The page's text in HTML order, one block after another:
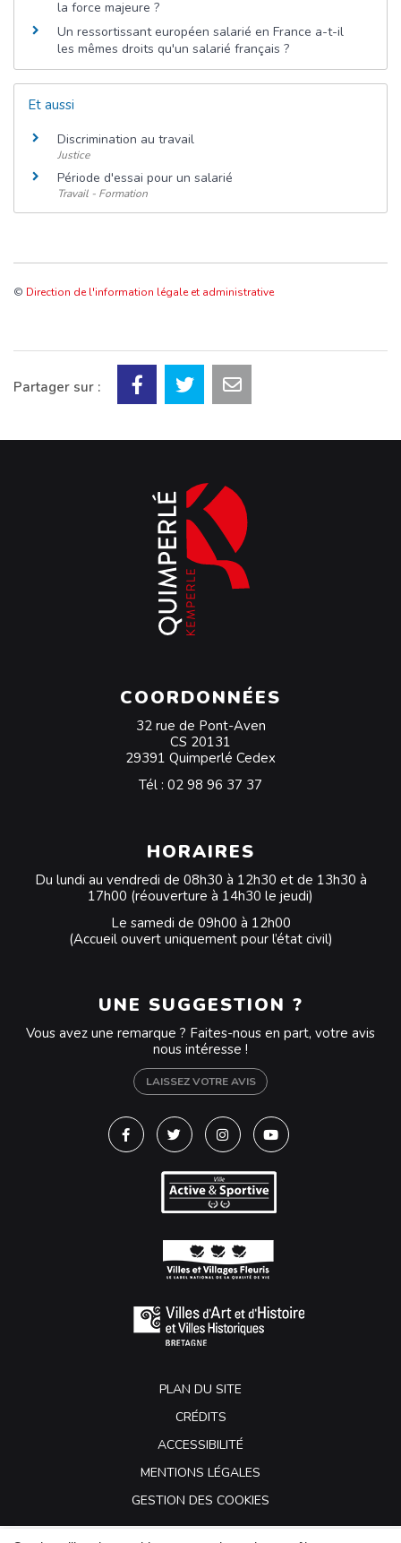
la force majeure ?
Un ressortissant européen salarié en France a-t-il
les mêmes droits qu'un salarié français ?
Et aussi
Discrimination au travail
Justice
Période d'essai pour un salarié
Travail - Formation
© Direction de l'information légale et administrative
Partager sur :
COORDONNÉES
32 rue de Pont-Aven
CS 20131
29391 Quimperlé Cedex
Tél : 02 98 96 37 37
HORAIRES
Du lundi au vendredi de 08h30 à 12h30 et de 13h30 à
17h00 (réouverture à 14h30 le jeudi)
Le samedi de 09h00 à 12h00
(Accueil ouvert uniquement pour l’état civil)
UNE SUGGESTION ?
Vous avez une remarque ? Faites-nous en part, votre avis
nous intéresse !
LAISSEZ VOTRE AVIS
Lien vers le compte Facebook
Lien vers le compte Twitter
Lien vers le compte
Lien vers la chaîne
PLAN DU SITE
CRÉDITS
ACCESSIBILITÉ
MENTIONS LÉGALES
GESTION DES COOKIES